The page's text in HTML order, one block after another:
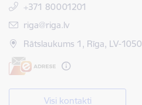
+371 80001201
E-pasts:
riga@riga.lv
Rātslaukums 1, Rīga, LV-1050
Visi kontakti